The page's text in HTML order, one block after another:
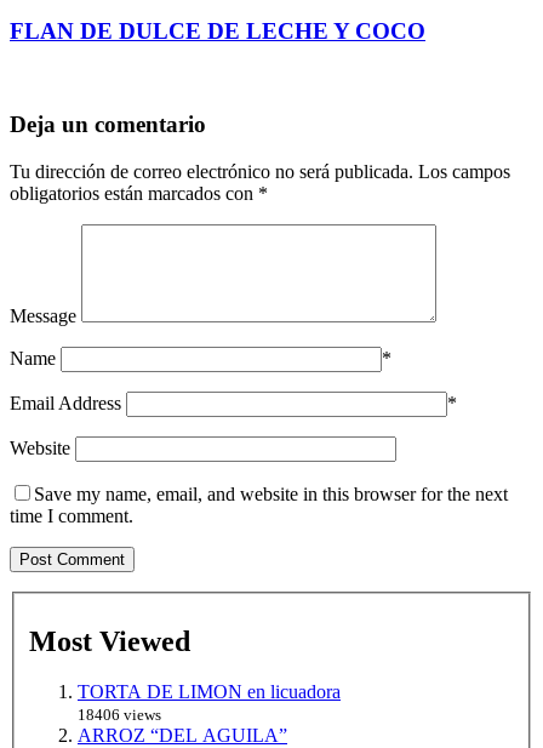
FLAN DE DULCE DE LECHE Y COCO
Deja un comentario
Tu dirección de correo electrónico no será publicada. Los campos
obligatorios están marcados con *
Message
Name *
Email Address *
Website
Save my name, email, and website in this browser for the next
time I comment.
Most Viewed
TORTA DE LIMON en licuadora
18406 views
ARROZ “DEL AGUILA”